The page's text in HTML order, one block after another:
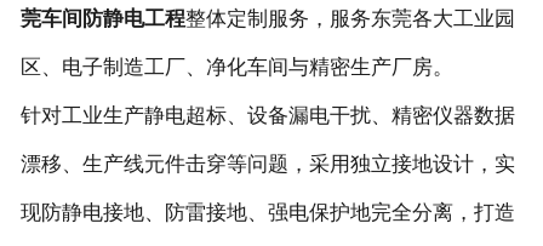
莞车间防静电工程整体定制服务，服务东莞各大工业园
区、电子制造工厂、净化车间与精密生产厂房。
针对工业生产静电超标、设备漏电干扰、精密仪器数据
漂移、生产线元件击穿等问题，采用独立接地设计，实
现防静电接地、防雷接地、强电保护地完全分离，打造